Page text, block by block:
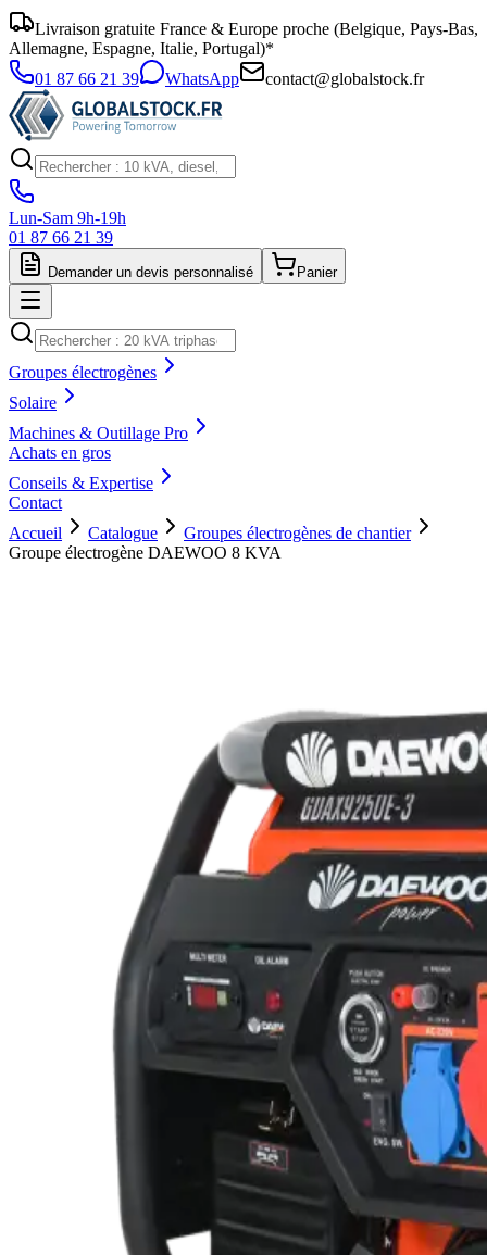
Livraison gratuite France & Europe proche (Belgique, Pays-Bas,
Allemagne, Espagne, Italie, Portugal)*
01 87 66 21 39
WhatsApp contact@globalstock.fr
Lun-Sam 9h-19h
01 87 66 21 39
Demander un devis personnalisé Panier
Groupes électrogènes
Solaire
Machines & Outillage Pro
Achats en gros
Conseils & Expertise
Contact
Accueil
Catalogue
Groupes électrogènes de chantier
Groupe électrogène DAEWOO 8 KVA